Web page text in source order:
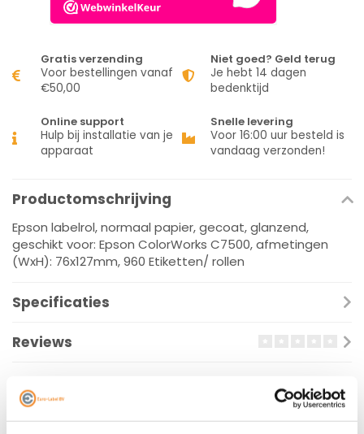
Gratis verzending
Voor bestellingen vanaf
€50,00
Niet goed? Geld terug
Je hebt 14 dagen
bedenktijd
Online support
Hulp bij installatie van je
apparaat
Snelle levering
Voor 16:00 uur besteld is
vandaag verzonden!
Productomschrijving
Epson labelrol, normaal papier, gecoat, glanzend,
geschikt voor: Epson ColorWorks C7500, afmetingen
(WxH): 76x127mm, 960 Etiketten/ rollen
Specificaties
Reviews